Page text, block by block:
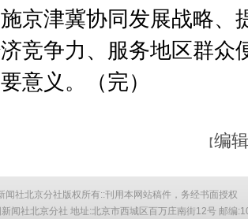
京津冀协同发展战略、
竞争力、服务地区群众
意义。（完）
【编
闻社北京分社版权所有::刊用本网站稿件，务经书面授权
闻社北京分社 地址:北京市西城区百万庄南街12号 邮编